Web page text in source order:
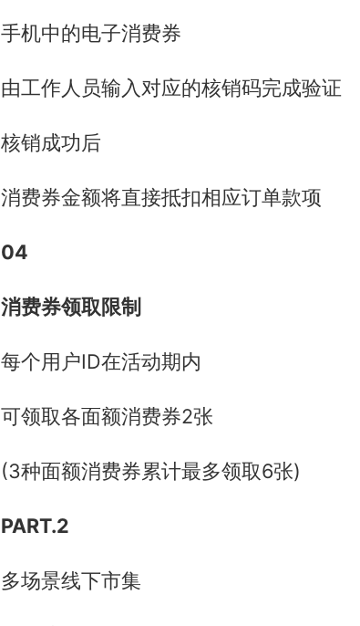
手机中的电子消费券
由工作人员输入对应的核销码完成验证
核销成功后
消费券金额将直接抵扣相应订单款项
04
消费券领取限制
每个用户ID在活动期内
可领取各面额消费券2张
(3种面额消费券累计最多领取6张)
PART.2
多场景线下市集